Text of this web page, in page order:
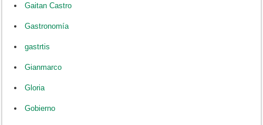
Gaitan Castro
Gastronomía
gastrtis
Gianmarco
Gloria
Gobierno